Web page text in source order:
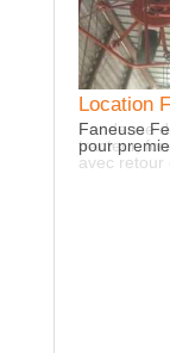
Location
Faneuse
pour
Location
Fendeuse
tracteur,
avec retour